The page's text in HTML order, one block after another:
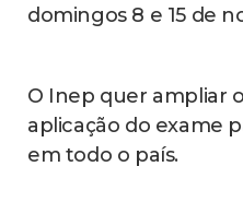
domingos 8 e 15 de
O Inep quer ampliar
aplicação do exame
em todo o país.